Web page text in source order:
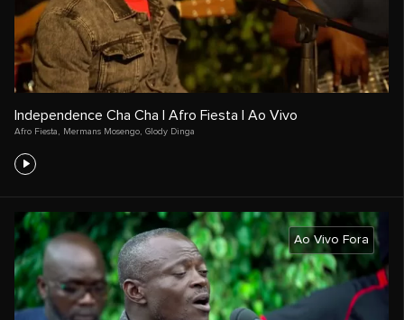
Independence Cha Cha | Afro Fiesta | Ao Vivo
Afro Fiesta Mermans Mosengo Glody Dinga
Ao Vivo Fora